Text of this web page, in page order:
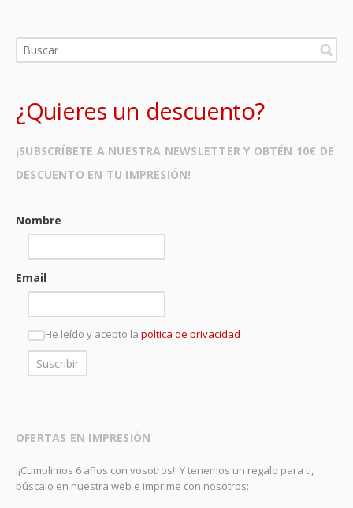
¿Quieres un descuento?
¡SUBSCRÍBETE A NUESTRA NEWSLETTER Y OBTÉN 10€ DE
DESCUENTO EN TU IMPRESIÓN!
Nombre
Email
He leído y acepto la poltica de privacidad
OFERTAS EN IMPRESIÓN
¡¡Cumplimos 6 años con vosotros!! Y tenemos un regalo para ti,
búscalo en nuestra web e imprime con nosotros: